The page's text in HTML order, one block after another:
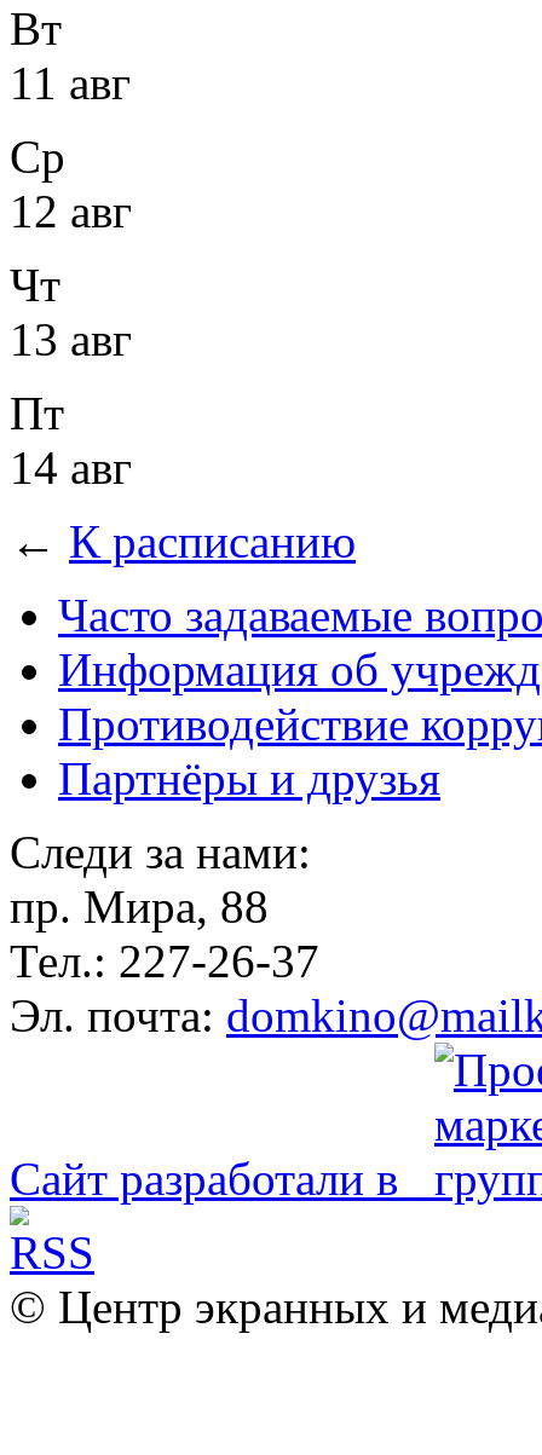
Вт
11 авг
Ср
12 авг
Чт
13 авг
Пт
14 авг
← К расписанию
Часто задаваемые
Информация об
Противодействие
Партнёры и друзья
Следи за нами:
пр. Мира, 88
Тел.: 227-26-37
Эл. почта:
Сайт разработали в
© Центр экранных и